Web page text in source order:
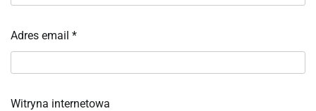
Adres email *
Witryna internetowa